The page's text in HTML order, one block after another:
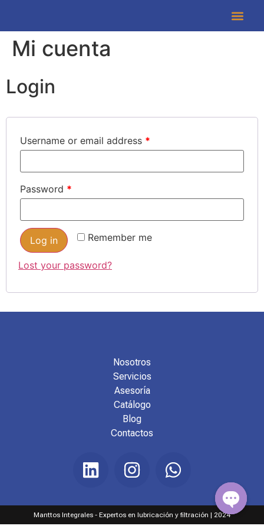
Mi cuenta
Login
Username or email address *
Password *
Remember me
Log in
Lost your password?
Nosotros
Servicios
Asesoría
Catálogo
Blog
Contactos
Manttos Integrales - Expertos en lubricación y filtración | 2024